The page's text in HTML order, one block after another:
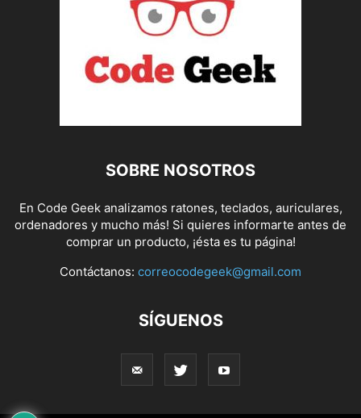
SOBRE NOSOTROS
En Code Geek analizamos ratones, teclados, auriculares,
ordenadores y mucho más! Si quieres informarte antes de
comprar un producto, ¡ésta es tu página!
Contáctanos: correocodegeek@gmail.com
SÍGUENOS